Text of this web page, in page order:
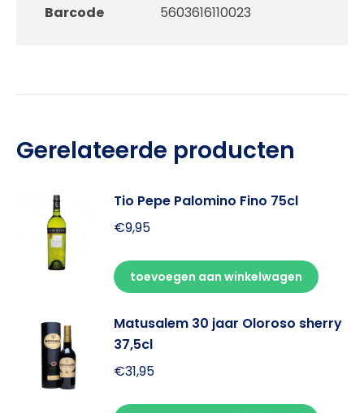
Barcode 5603616110023
Gerelateerde producten
Tio Pepe Palomino Fino 75cl
€9,95
toevoegen aan winkelwagen
Matusalem 30 jaar Oloroso sherry
37,5cl
€31,95